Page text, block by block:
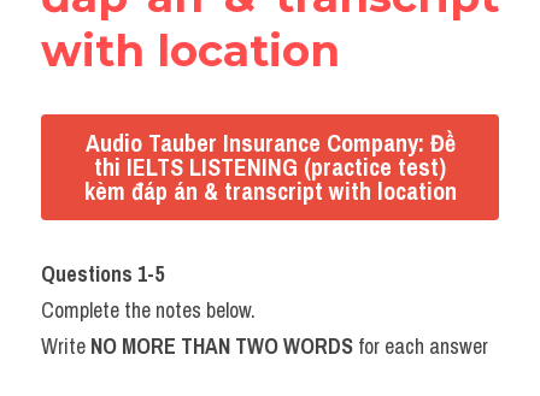
with location
Audio Tauber Insurance Company: Đề
thi IELTS LISTENING (practice test)
kèm đáp án & transcript with location
Questions 1-5
Complete the notes below.
Write NO MORE THAN TWO WORDS for each answer